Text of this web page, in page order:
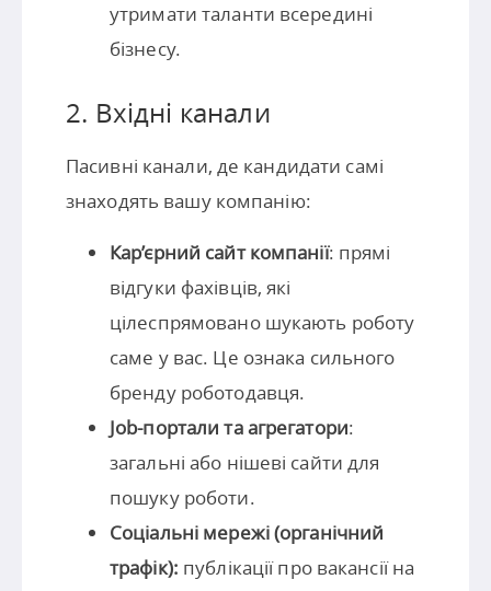
утримати таланти всередині
бізнесу.
2. Вхідні канали
Пасивні канали, де кандидати самі
знаходять вашу компанію:
Кар’єрний сайт компанії: прямі
відгуки фахівців, які
цілеспрямовано шукають роботу
саме у вас. Це ознака сильного
бренду роботодавця.
Job-портали та агрегатори:
загальні або нішеві сайти для
пошуку роботи.
Соціальні мережі (органічний
трафік): публікації про вакансії на